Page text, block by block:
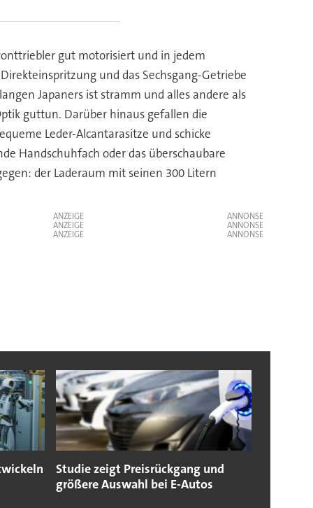
gut motorisiert und in jedem
und das Sechsgang-Getriebe
Japaners ist stramm und alles andere als
guttun. Darüber hinaus gefallen die
Leder-Alcantarasitze und schicke
Handschuhfach oder das überschaubare
der Laderaum mit seinen 300 Litern
ANZEIGE
ANZEIGE
ANZEIGE
Studie zeigt Preisrückgang und
größere Auswahl bei E-Autos